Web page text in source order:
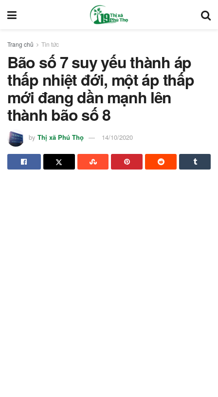
Trang chủ Tin tức
Bão số 7 suy yếu thành áp
thấp nhiệt đới, một áp thấp
mới đang dần mạnh lên
thành bão số 8
by Thị xã Phú Thọ 14/10/2020